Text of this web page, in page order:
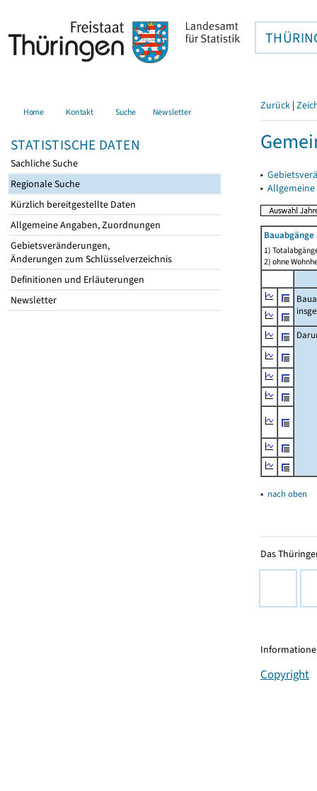
Home Kontakt Suche Newsletter
STATISTISCHE DATEN
Sachliche Suche
Regionale Suche
Kürzlich bereitgestellte Daten
Allgemeine Angaben, Zuordnungen
Gebietsveränderungen,
Änderungen zum Schlüsselverzeichnis
Definitionen und Erläuterungen
Newsletter
Zurück |
▸
▸
1)
2) ohne
▴ nach oben
Das
Copyright